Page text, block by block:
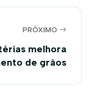
PRÓXIMO
melhora
de grãos